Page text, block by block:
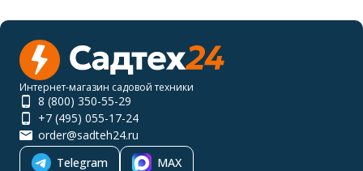
Интернет-магазин садовой техники
8 (800) 350-55-29
+7 (495) 055-17-24
order@sadteh24.ru
Telegram
MAX